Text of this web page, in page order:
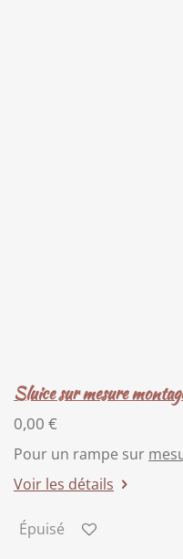
Sluice sur mesure
0,00 €
Pour un rampe sur
Voir les détails
Épuisé